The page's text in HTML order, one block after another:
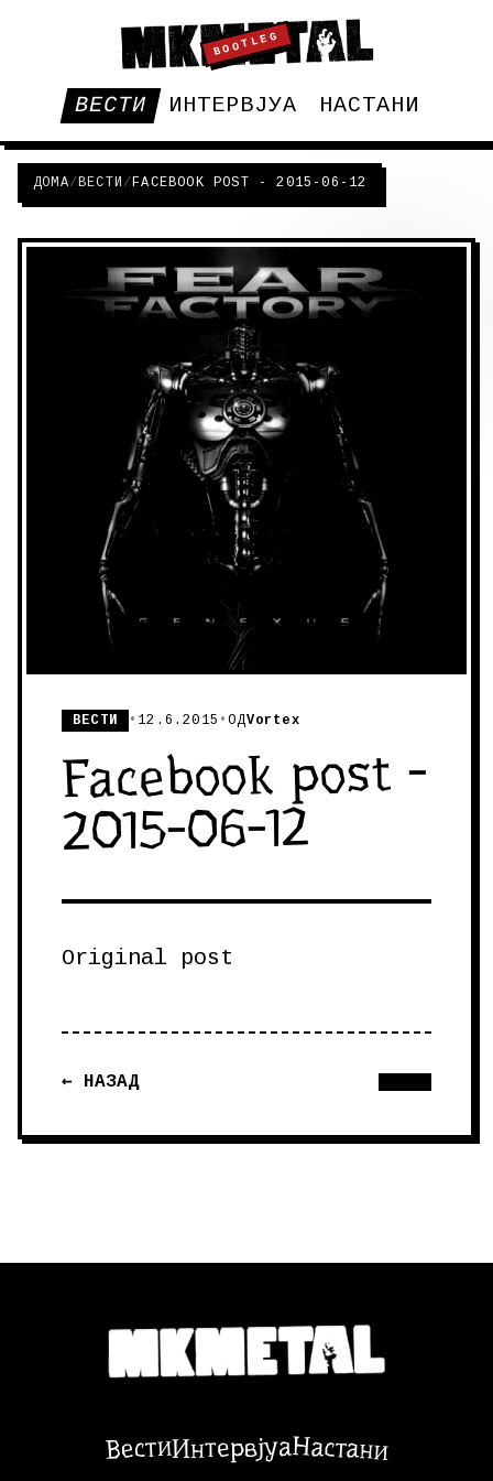
BOOTLEG
ВЕСТИ ИНТЕРВЈУА НАСТАНИ
ДОМА/ВЕСТИ /FACEBOOK POST - 2015-06-12
ВЕСТИ • 12.6.2015 •ОДVortex
Facebook post -
2015-06-12
Original post
← НАЗАД
ВестиИнтервјуаНастани